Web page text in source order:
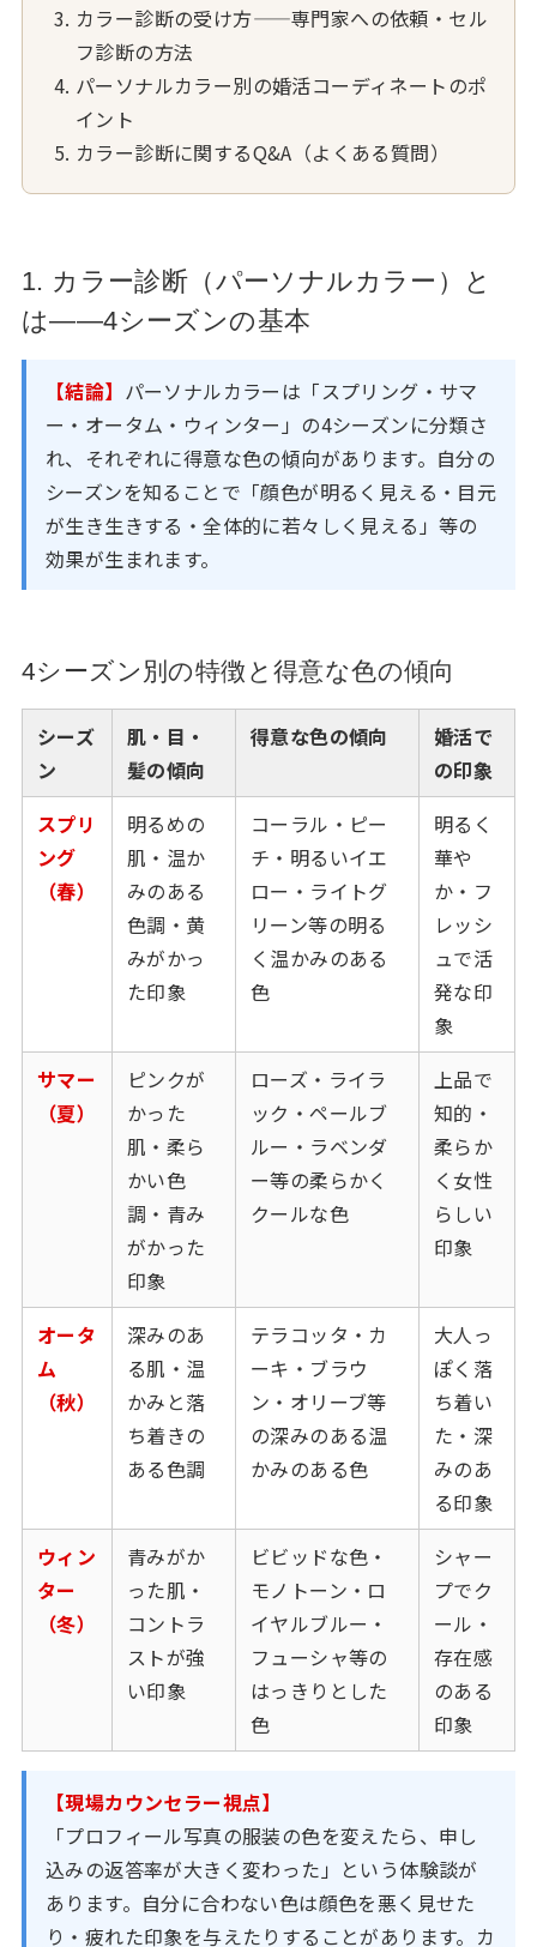
カラー診断の受け方——専門家への依頼・セル
フ診断の方法
パーソナルカラー別の婚活コーディネートのポ
イント
カラー診断に関するQ&A（よくある質問）
1. カラー診断（パーソナルカラー）と
は——4シーズンの基本
【結論】 パーソナルカラーは「スプリング・サマ
ー・オータム・ウィンター」の4シーズンに分類さ
れ、それぞれに得意な色の傾向があります。自分の
シーズンを知ることで「顔色が明るく見える・目元
が生き生きする・全体的に若々しく見える」等の
効果が生まれます。
4シーズン別の特徴と得意な色の傾向
シーズ
ン
肌・目・
髪の傾向
得意な色の傾向
婚活で
の印象
スプリ
ング
（春）
明るめの
肌・温か
みのある
色調・黄
みがかっ
た印象
コーラル・ピー
チ・明るいイエ
ロー・ライトグ
リーン等の明る
く温かみのある
色
明るく
華や
か・フ
レッシ
ュで活
発な印
象
サマー
（夏）
ピンクが
かった
肌・柔ら
かい色
調・青み
がかった
印象
ローズ・ライラ
ック・ペールブ
ルー・ラベンダ
ー等の柔らかく
クールな色
上品で
知的・
柔らか
く女性
らしい
印象
オータ
ム
（秋）
深みのあ
る肌・温
かみと落
ち着きの
ある色調
テラコッタ・カ
ーキ・ブラウ
ン・オリーブ等
の深みのある温
かみのある色
大人っ
ぽく落
ち着い
た・深
みのあ
る印象
ウィン
ター
（冬）
青みがか
った肌・
コントラ
ストが強
い印象
ビビッドな色・
モノトーン・ロ
イヤルブルー・
フューシャ等の
はっきりとした
色
シャー
プでク
ール・
存在感
のある
印象
【現場カウンセラー視点】
「プロフィール写真の服装の色を変えたら、申し
込みの返答率が大きく変わった」という体験談が
あります。自分に合わない色は顔色を悪く見せた
り・疲れた印象を与えたりすることがあります。カ